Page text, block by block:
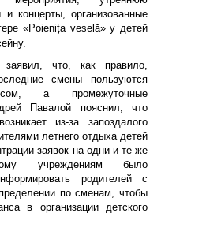
и концерты, организованные
«Poienița veselă» у детей
что, как правило,
смены пользуются
а промежуточные
Павалой пояснил, что
из-за запоздалого
летнего отдыха детей
заявок на одни и те же
учреждениям было
родителей с
по сменам, чтобы
в организации детского